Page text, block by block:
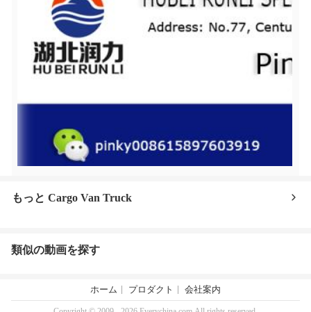
もっと Cargo Van Truck
類似の動画を探す
ホーム プロダクト 会社案内